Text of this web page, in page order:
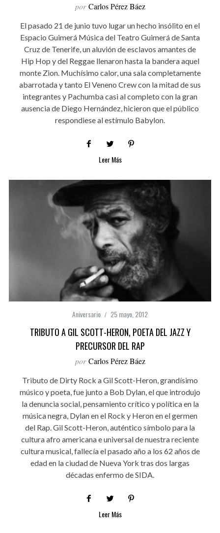
por Carlos Pérez Báez
El pasado 21 de junio tuvo lugar un hecho insólito en el
Espacio Guimerá Música del Teatro Guimerá de Santa
Cruz de Tenerife, un aluvión de esclavos amantes de
Hip Hop y del Reggae llenaron hasta la bandera aquel
monte Zion. Muchísimo calor, una sala completamente
abarrotada y tanto El Veneno Crew con la mitad de sus
integrantes y Pachumba casi al completo con la gran
ausencia de Diego Hernández, hicieron que el público
respondiese al estímulo Babylon.
Leer Más
Aniversario 25 mayo, 2012
TRIBUTO A GIL SCOTT-HERON, POETA DEL JAZZ Y
PRECURSOR DEL RAP
por Carlos Pérez Báez
Tributo de Dirty Rock a Gil Scott-Heron, grandísimo
músico y poeta, fue junto a Bob Dylan, el que introdujo
la denuncia social, pensamiento crítico y política en la
música negra, Dylan en el Rock y Heron en el germen
del Rap. Gil Scott-Heron, auténtico símbolo para la
cultura afro americana e universal de nuestra reciente
cultura musical, fallecía el pasado año a los 62 años de
edad en la ciudad de Nueva York tras dos largas
décadas enfermo de SIDA.
Leer Más